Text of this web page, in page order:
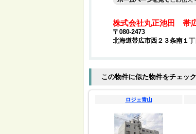
株式会社丸正池田 帯
〒080-2473
北海道帯広市西２３条南１
この物件に似た物件をチェック
ロジェ青山